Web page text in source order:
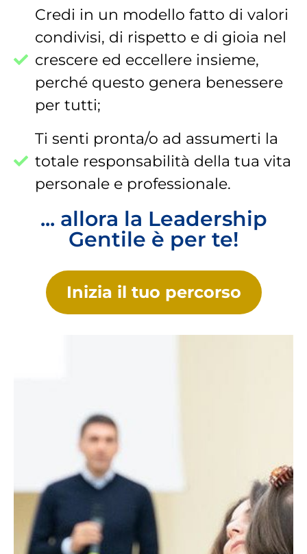
Credi in un modello fatto di valori
condivisi, di rispetto e di gioia nel
crescere ed eccellere insieme,
perché questo genera benessere
per tutti;
Ti senti pronta/o ad assumerti la
totale responsabilità della tua vita
personale e professionale.
... allora la Leadership
Gentile è per te!
Inizia il tuo percorso